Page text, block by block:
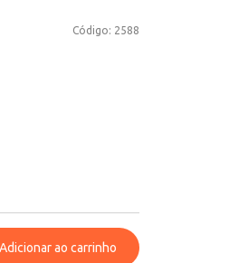
Código: 2588
Adicionar ao carrinho